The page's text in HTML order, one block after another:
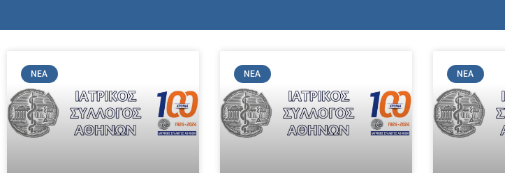
ΝΈΑ ΝΈΑ ΝΈΑ